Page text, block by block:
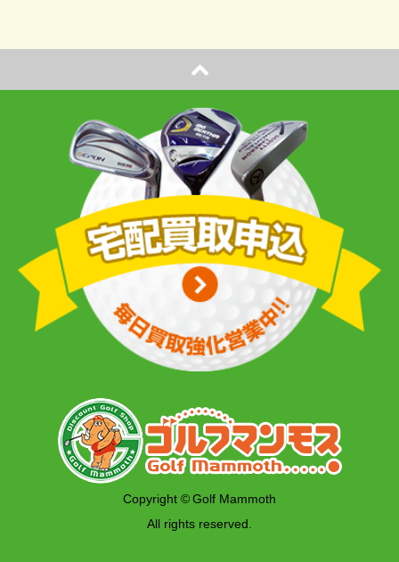
Copyright © Golf Mammoth
All rights reserved.